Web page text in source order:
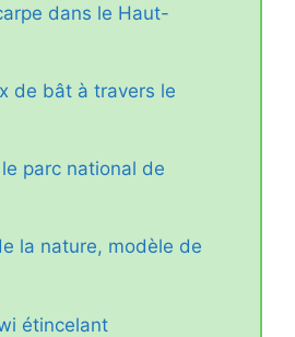
dans le Haut-
de bât à travers le
parc national de
la nature, modèle de
étincelant